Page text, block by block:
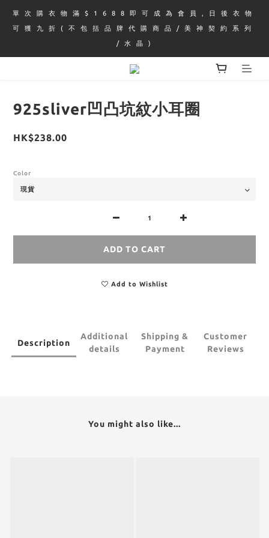
單 次 購 衣 物 滿 $ 1 6 8 8 即 可 成 為 會 員 , 日 後 衣 物
可 獲 九 折 ( 不 包 括 品 牌 代 購 商 品 / 美 神 契 約 系 列
/ 水 晶 )
925sliver凹凸坑紋小耳圈
HK$238.00
Color
ADD TO CART
Add to Wishlist
Description
Additional
details
Shipping &
Payment
Customer
Reviews
You might also like...